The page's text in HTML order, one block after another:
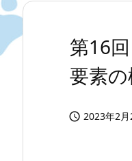
第16
要素
 2023年2月